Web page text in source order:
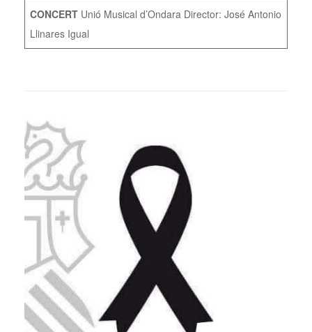
CONCERT Unió Musical d’Ondara Director: José Antonio
Llinares Igual